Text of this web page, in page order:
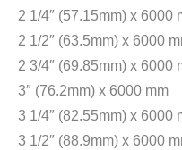
2 1/4″ (57.15mm) x 6000
2 1/2″ (63.5mm) x 6000
2 3/4″ (69.85mm) x 6000
3″ (76.2mm) x 6000 mm
3 1/4″ (82.55mm) x 6000
3 1/2″ (88.9mm) x 6000